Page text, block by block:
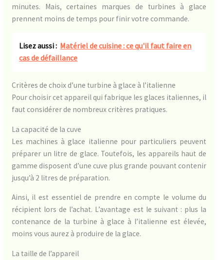
minutes. Mais, certaines marques de turbines à glace
prennent moins de temps pour finir votre commande.
Lisez aussi : Matériel de cuisine : ce qu'il faut faire en
cas de défaillance
Critères de choix d’une turbine à glace à l’italienne
Pour choisir cet appareil qui fabrique les glaces italiennes, il
faut considérer de nombreux critères pratiques.
La capacité de la cuve
Les machines à glace italienne pour particuliers peuvent
préparer un litre de glace. Toutefois, les appareils haut de
gamme disposent d’une cuve plus grande pouvant contenir
jusqu’à 2 litres de préparation.
Ainsi, il est essentiel de prendre en compte le volume du
récipient lors de l’achat. L’avantage est le suivant : plus la
contenance de la turbine à glace à l’italienne est élevée,
moins vous aurez à produire de la glace.
La taille de l’appareil